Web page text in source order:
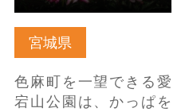
宮城県
色麻町を一望できる愛
宕山公園は、かっぱを